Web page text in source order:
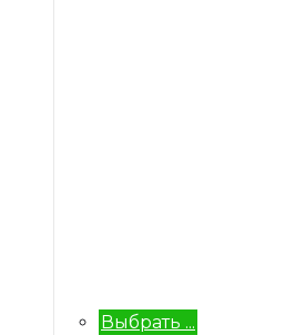
Выбрать ...